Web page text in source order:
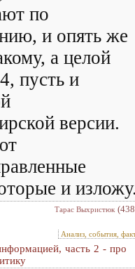
по
и опять же
а целой
пусть и
версии.
и изложу.
Тарас Выхристюк
Анализ, события,
часть 2 - про